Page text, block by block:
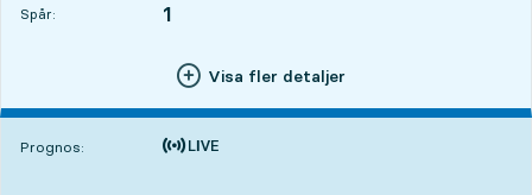
Spår:
SPÅR, 1
,
Visa fler detaljer
Prognos:
Tiden är prognos